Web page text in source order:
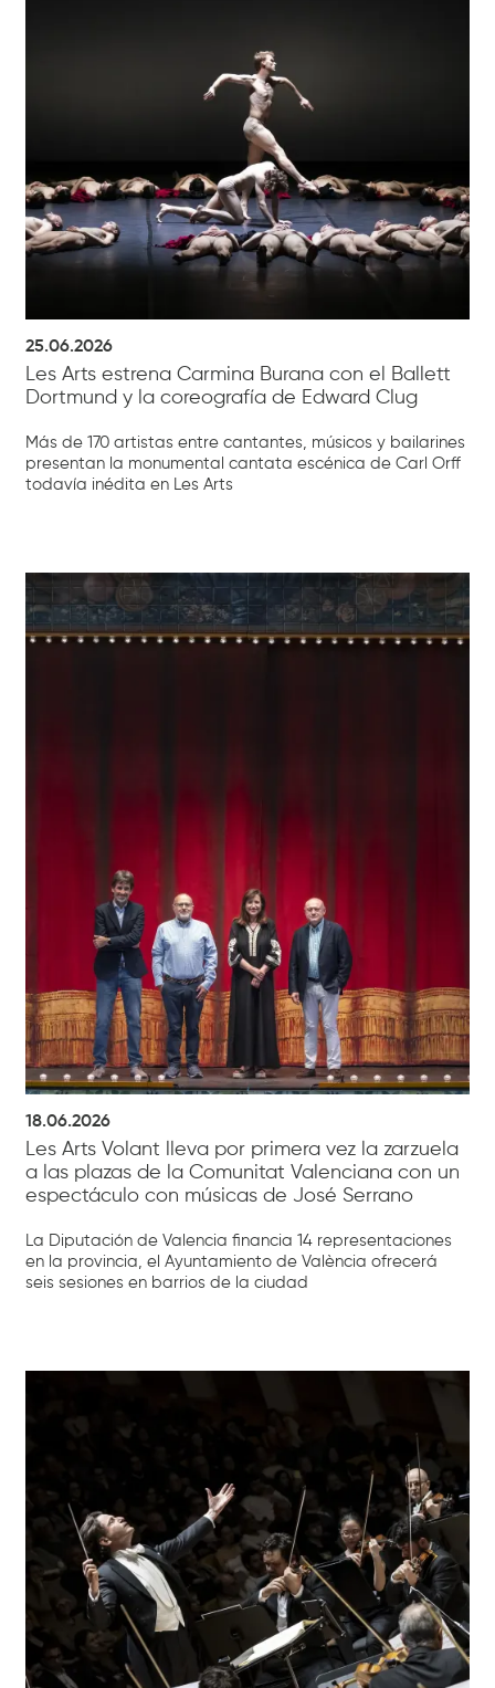
25.06.2026
Les Arts estrena Carmina Burana con el Ballett
Dortmund y la coreografía de Edward Clug
Más de 170 artistas entre cantantes, músicos y bailarines
presentan la monumental cantata escénica de Carl Orff
todavía inédita en Les Arts
18.06.2026
Les Arts Volant lleva por primera vez la zarzuela
a las plazas de la Comunitat Valenciana con un
espectáculo con músicas de José Serrano
La Diputación de Valencia financia 14 representaciones
en la provincia, el Ayuntamiento de València ofrecerá
seis sesiones en barrios de la ciudad